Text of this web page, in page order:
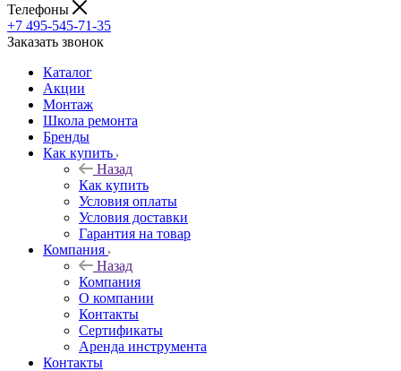
Телефоны
+7 495-545-71-35
Заказать звонок
Каталог
Акции
Монтаж
Школа ремонта
Бренды
Как купить
Назад
Как купить
Условия оплаты
Условия доставки
Гарантия на товар
Компания
Назад
Компания
О компании
Контакты
Сертификаты
Аренда инструмента
Контакты